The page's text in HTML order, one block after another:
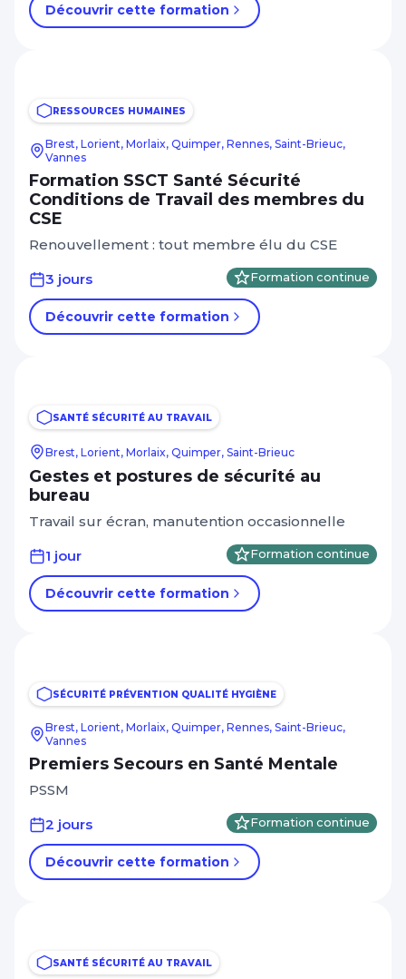
Découvrir cette formation
RESSOURCES HUMAINES
Brest, Lorient, Morlaix, Quimper, Rennes, Saint-Brieuc,
Vannes
Formation SSCT Santé Sécurité
Conditions de Travail des membres du
CSE
Renouvellement : tout membre élu du CSE
3 jours
Formation continue
Découvrir cette formation
SANTÉ SÉCURITÉ AU TRAVAIL
Brest, Lorient, Morlaix, Quimper, Saint-Brieuc
Gestes et postures de sécurité au
bureau
Travail sur écran, manutention occasionnelle
1 jour
Formation continue
Découvrir cette formation
SÉCURITÉ PRÉVENTION QUALITÉ HYGIÈNE
Brest, Lorient, Morlaix, Quimper, Rennes, Saint-Brieuc,
Vannes
Premiers Secours en Santé Mentale
PSSM
2 jours
Formation continue
Découvrir cette formation
SANTÉ SÉCURITÉ AU TRAVAIL